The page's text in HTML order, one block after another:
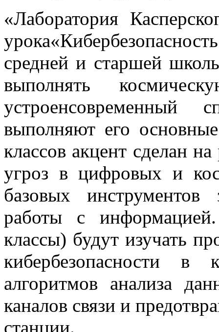
«Лаборатория
средней и старшей
выполнять
выполняют его
классов акцент сделан
угроз в цифровых и
базовых
работы с
классы) будут изучать
кибербезопасности в
алгоритмов анализа
каналов связи и
станции.